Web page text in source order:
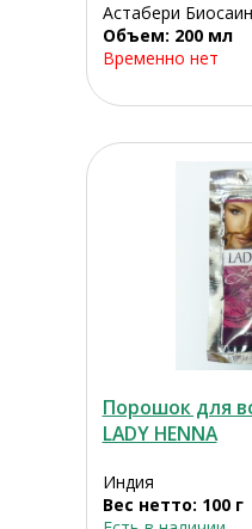
Астабери
Объем: 200 мл
Временно нет
Порошок для
LADY HENNA
Индия
Вес нетто: 100 г